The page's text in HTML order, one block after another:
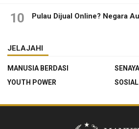
10 Pulau Dijual Online? Negara
JELAJAHI
MANUSIA BERDASI
YOUTH POWER